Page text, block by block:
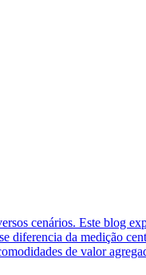
cenários. Este blog
da medição
de valor